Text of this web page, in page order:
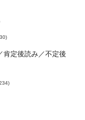
肯定後読み／不定後